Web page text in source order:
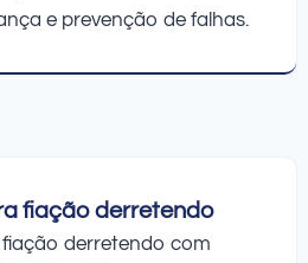
e prevenção de falhas.
fiação derretendo
derretendo com